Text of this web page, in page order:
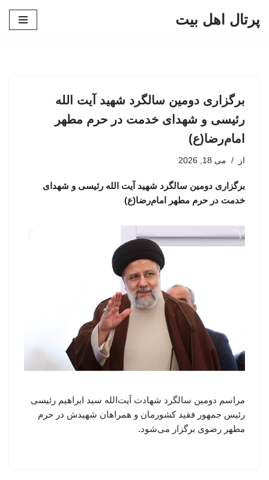
پرتال اهل بیت
برگزاری دومین سالگرد شهید آیت الله
رئیسی و شهدای خدمت در حرم مطهر
امام‌رضا(ع)
از می 18, 2026
برگزاری دومین سالگرد شهید آیت الله رئیسی و شهدای
خدمت در حرم مطهر امام‌رضا(ع)
مراسم دومین سالگرد شهادت آیت‌الله سید ابراهیم رئیسی
رئیس جمهور فقید کشورمان و همراهان شهیدش در حرم
مطهر رضوی برگزار می‌شود.